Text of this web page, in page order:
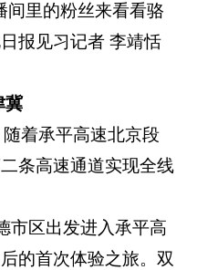
间里的粉丝来看看骆
报见习记者 李靖恬
冀
着承平高速北京段
条高速通道实现全线
市区出发进入承平高
的首次体验之旅。双